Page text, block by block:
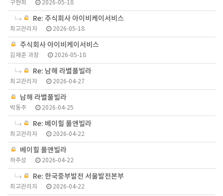
구현희 2026-05-18
Re: 주식회사 아이비케이서비스
최고관리자 2026-05-18
주식회사 아이비케이서비스
김재준 과장 2026-05-18
Re: 남해 라별풀빌라
최고관리자 2026-04-27
남해 라별풀빌라
박동주 2026-04-25
Re: 베이힐 풀앤빌라
최고관리자 2026-04-22
베이힐 풀앤빌라
하주성 2026-04-22
Re: 한국중부발전 서울발전본부
최고관리자 2026-04-22